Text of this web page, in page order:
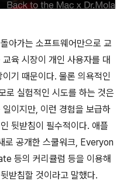
아가는 소프트웨어만으로 교
육 시장이 개인 사용자를 대
기 때문이다. 물론 의욕적인
로 실험적인 시도를 하는 것은
이지만, 이런 경험을 보급하
뒷받침이 필수적이다. 애플
로 공개한 스쿨워크, Everyon
등의 커리큘럼 등을 이용해
받침할 것이라고 말했다.